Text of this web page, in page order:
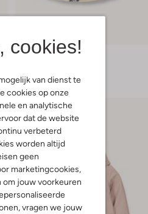
cookies!
van dienst te
cookies op onze
en analytische
dat de website
verbeterd
worden altijd
geen
marketingcookies,
om jouw voorkeuren
vragen we jouw
Z8
€ 36,99 € 25,99